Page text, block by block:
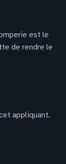
est le
de rendre le
appliquant.